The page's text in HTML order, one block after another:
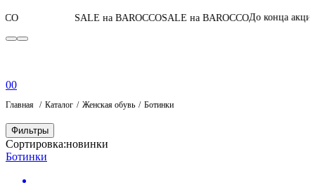
SALE на BAROCCOSALE на BAROCCOДо конца акции06:22:56:24
00
Главная Каталог Женская обувь Ботинки
Фильтры
Сортировка:новинки
Ботинки